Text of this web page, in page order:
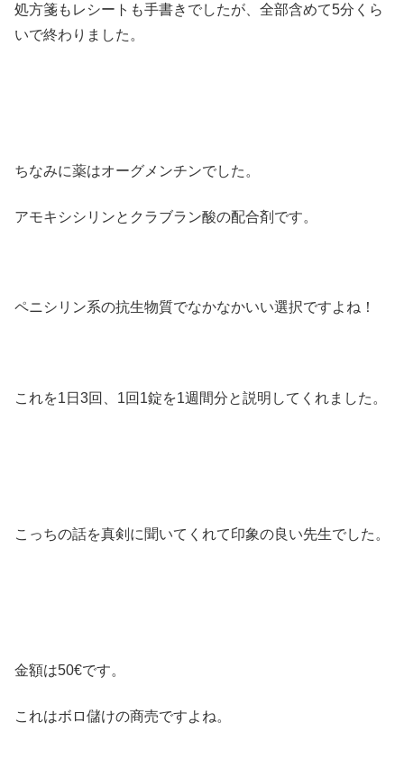
処方箋もレシートも手書きでしたが、全部含めて5分くら
いで終わりました。
ちなみに薬はオーグメンチンでした。
アモキシシリンとクラブラン酸の配合剤です。
ペニシリン系の抗生物質でなかなかいい選択ですよね！
これを1日3回、1回1錠を1週間分と説明してくれました。
こっちの話を真剣に聞いてくれて印象の良い先生でした。
金額は50€です。
これはボロ儲けの商売ですよね。